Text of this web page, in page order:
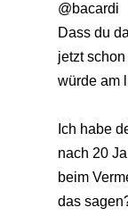
@bacardi
Dass du
jetzt
würde am
Ich habe
nach 20
beim
das